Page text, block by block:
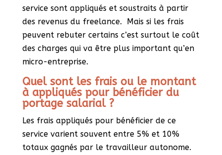
service sont appliqués et soustraits à partir
des revenus du freelance. Mais si les frais
peuvent rebuter certains c’est surtout le coût
des charges qui va être plus important qu’en
micro-entreprise.
Quel sont les frais ou le montant
à appliqués pour bénéficier du
portage salarial ?
Les frais appliqués pour bénéficier de ce
service varient souvent entre 5% et 10%
totaux gagnés par le travailleur autonome.